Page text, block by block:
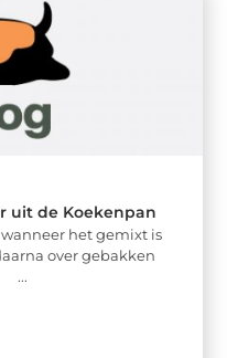
uit de Koekenpan
het gemixt is
over gebakken
...